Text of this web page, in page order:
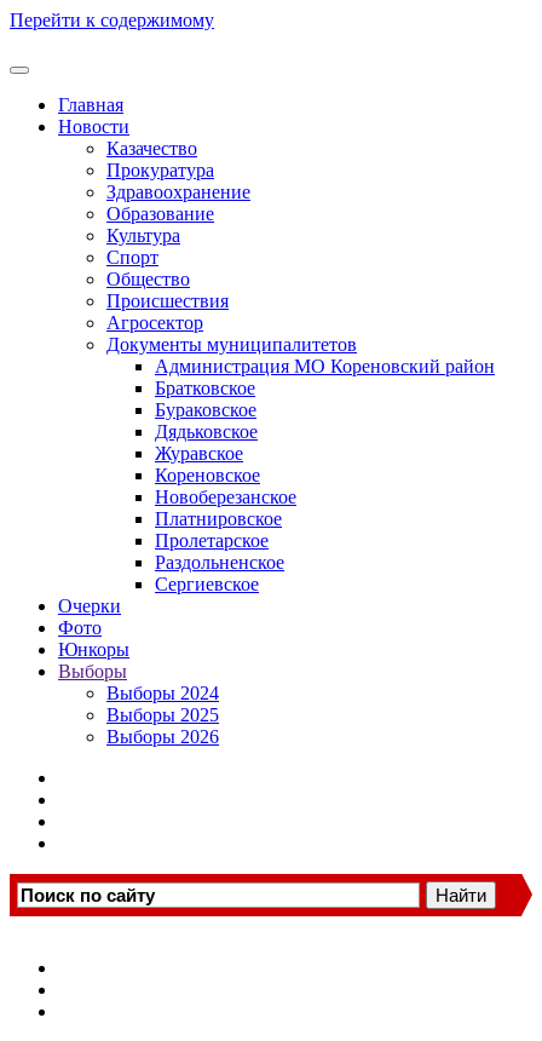
Перейти к содержимому
Главная
Новости
Казачество
Прокуратура
Здравоохранение
Образование
Культура
Спорт
Общество
Происшествия
Агросектор
Документы муниципалитетов
Администрация МО Кореновский район
Братковское
Бураковское
Дядьковское
Журавское
Кореновское
Новоберезанское
Платнировское
Пролетарское
Раздольненское
Сергиевское
Очерки
Фото
Юнкоры
Выборы
Выборы 2024
Выборы 2025
Выборы 2026